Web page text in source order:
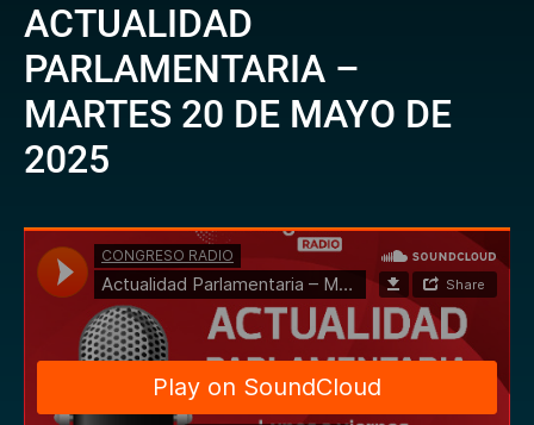
ACTUALIDAD
PARLAMENTARIA –
MARTES 20 DE MAYO DE
2025